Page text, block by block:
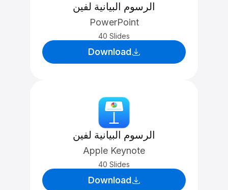
الرسوم البيانية لفين
PowerPoint
40 Slides
Download
الرسوم البيانية لفين
Apple Keynote
40 Slides
Download